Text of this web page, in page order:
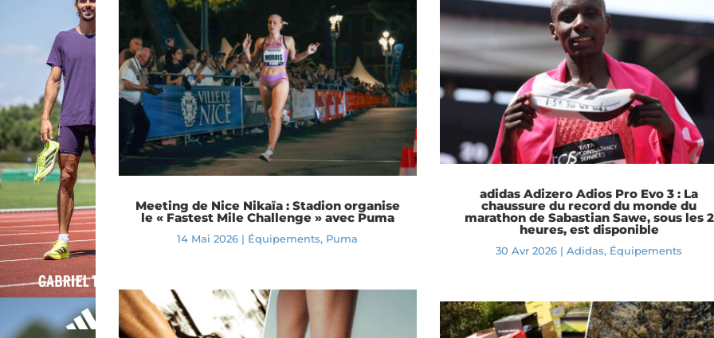
Meeting de Nice Nikaïa : Stadion organise
le « Fastest Mile Challenge » avec Puma
14 Mai 2026 | Équipements, Puma
adidas Adizero Adios Pro Evo 3 : La
chaussure du record du monde du
marathon de Sabastian Sawe, sous les 2
heures, est disponible
30 Avr 2026 |Adidas, Équipements